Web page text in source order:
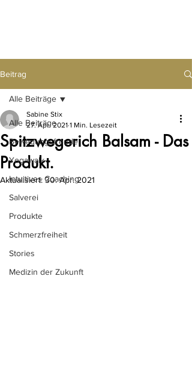
Beitrag
Alle Beiträge
Bewegungsfreude
Yogawalk
Intuitives Coaching
Salverei
Produkte
Schmerzfreiheit
Stories
Medizin der Zukunft
Alle Beiträge
Spitzwegerich Balsam - Das
Produkt.
Sabine Stix
27. Apr. 2021 1 Min. Lesezeit
Aktualisiert:30. Apr. 2021